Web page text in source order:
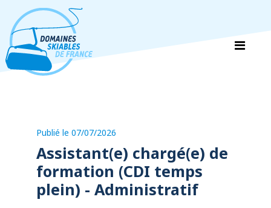
Publié le 07/07/2026
Assistant(e) chargé(e) de
formation (CDI temps
plein) - Administratif
Panneau de gestion des cookies